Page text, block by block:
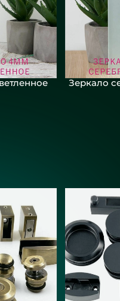
Зеркало
с подсветкой для
дома - СНТ
«Разлив»